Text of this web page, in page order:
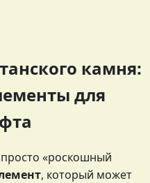
камня:
для
«роскошный
, который может